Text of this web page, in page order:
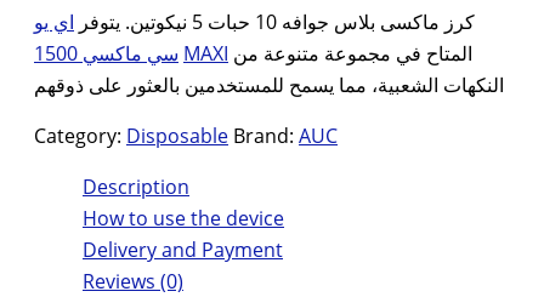
was:
25,000 د.ك.
is:
كرز ماكسى بلاس جوافه 10 حبات 5 نيكوتين. يتوفر
اي يو
سي ماكسي 1500 MAXI
النكهات الشعبية، مما يسمح للمستخدمين بالعثور على ذوقهم
Category: Disposable Brand: AUC
Description
How to use the device
Delivery and Payment
Reviews (0)